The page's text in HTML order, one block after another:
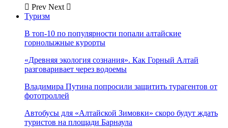
Prev Next
Туризм
В топ-10 по популярности попали алтайские
горнолыжные курорты
«Древняя экология сознания». Как Горный Алтай
разговаривает через водоемы
Владимира Путина попросили защитить турагентов от
фототроллей
Автобусы для «Алтайской Зимовки» скоро будут ждать
туристов на площади Барнаула